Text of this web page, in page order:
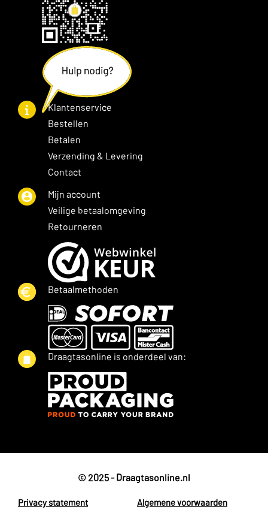
Klantenservice
Bestellen
Betalen
Verzending & Levering
Contact
Mijn account
Veilige betaalomgeving
Retourneren
Betaalmethoden
Draagtasonline is onderdeel van:
© 2025 - Draagtasonline.nl
Privacy statement
Algemene voorwaarden